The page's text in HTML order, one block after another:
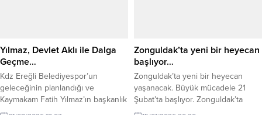
Yılmaz, Devlet Aklı ile Dalga
Geçme…
Kdz Ereğli Belediyespor’un
geleceğinin planlandığı ve
Kaymakam Fatih Yılmaz’ın başkanlık
ettiği toplantıya katılımın yüksek
Zonguldak’ta yeni bir heyecan
başlıyor…
Zonguldak’ta yeni bir heyecan
yaşanacak. Büyük mücadele 21
Şubat’ta başlıyor. Zonguldak’ta
2025-2026 sezonu İkinci Amatör